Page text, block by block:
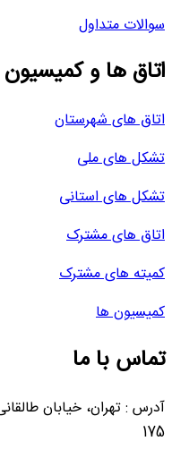
سوالات متداول
اتاق ها و
اتاق های شهرستان
تشکل های ملی
تشکل های استانی
اتاق های مشترک
کمیته های مشترک
کمیسیون ها
تماس با ما
آدرس : تهران، خیابان
175